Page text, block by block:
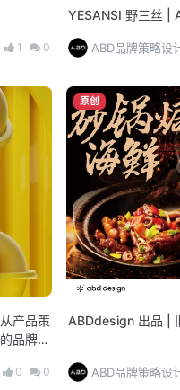
1 0
YESANSI 野三丝 |
ABD品牌策略设
产品策
品牌全
0 0
原创
ABDdesign 出品 |
ABD品牌策略设